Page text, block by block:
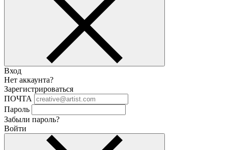
Вход
Нет аккаунта?
Зарегистрироваться
ПОЧТА
Пароль
Забыли пароль?
Войти